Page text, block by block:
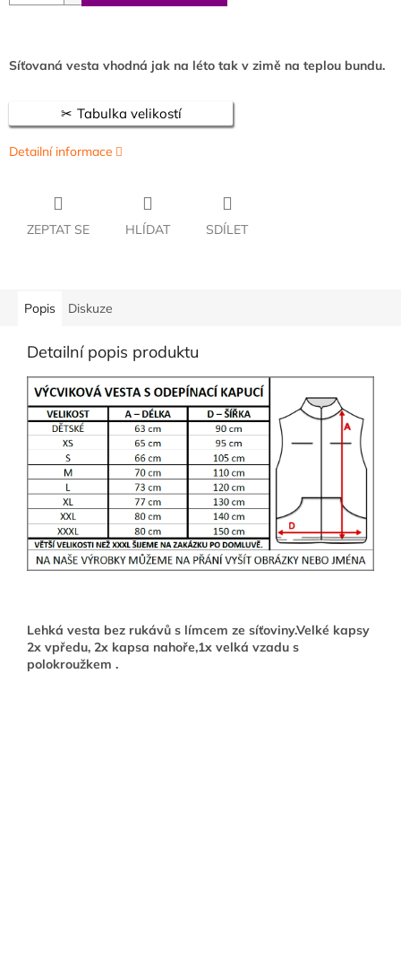
Síťovaná vesta vhodná jak na léto tak v zimě na teplou bundu.
Tabulka velikostí
Detailní informace
ZEPTAT SE HLÍDAT SDÍLET
Popis Diskuze
Detailní popis produktu
Lehká vesta bez rukávů s límcem ze síťoviny.Velké kapsy
2x vpředu, 2x kapsa nahoře,1x velká vzadu s
polokroužkem .